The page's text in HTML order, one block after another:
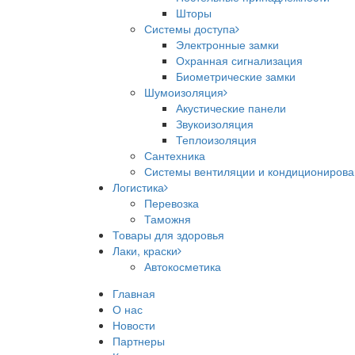
Шторы
Системы доступа
Электронные замки
Охранная сигнализация
Биометрические замки
Шумоизоляция
Акустические панели
Звукоизоляция
Теплоизоляция
Сантехника
Системы вентиляции и
Логистика
Перевозка
Таможня
Товары для здоровья
Лаки, краски
Автокосметика
Главная
О нас
Новости
Партнеры